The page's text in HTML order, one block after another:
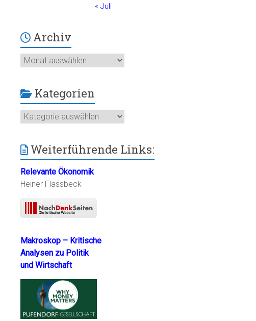
« Juli
Archiv
Archiv
Kategorien
Kategorien
Weiterführende Links:
Relevante Ökonomik
Heiner Flassbeck
Makroskop – Kritische
Analysen zu Politik
und Wirtschaft